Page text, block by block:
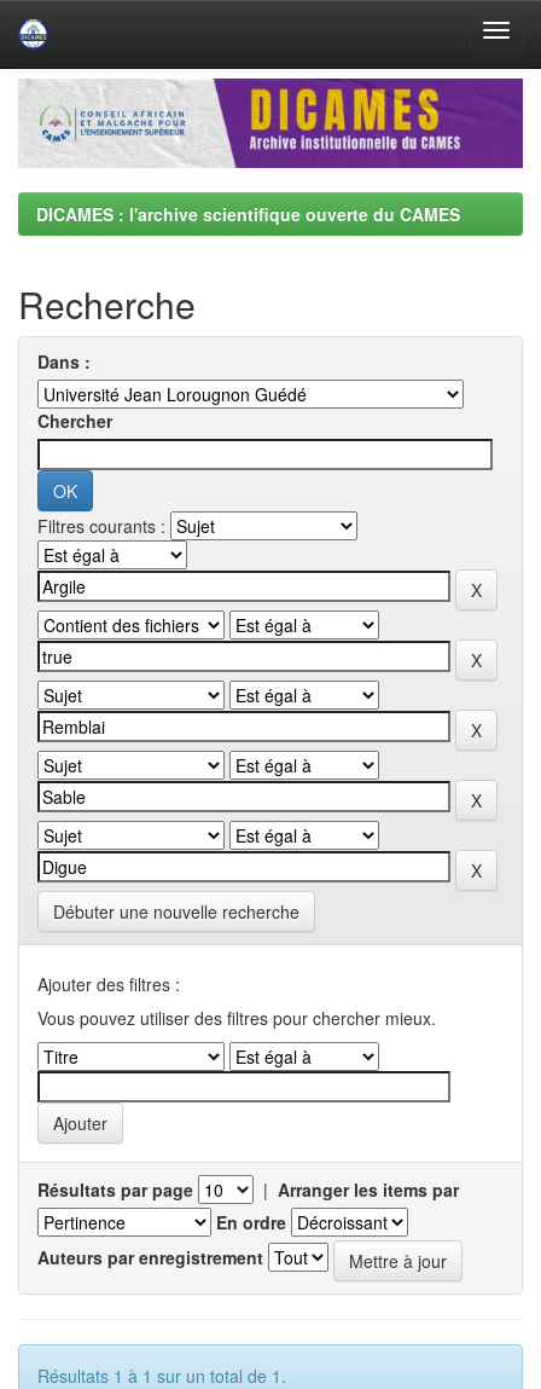
Skip
navigation
DICAMES : l'archive scientifique ouverte du CAMES
Recherche
Dans :
Chercher
Filtres courants :
Débuter une nouvelle recherche
Ajouter des filtres :
Vous pouvez utiliser des filtres pour chercher mieux.
Résultats par page | Arranger les items par
En ordre
Auteurs par enregistrement
Résultats 1 à 1 sur un total de 1.